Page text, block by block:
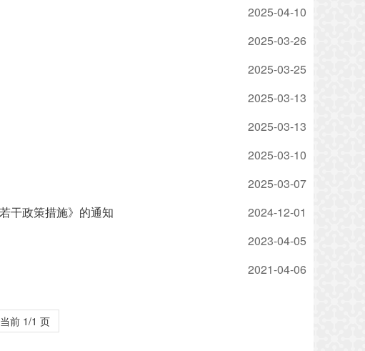
2025-04-10
2025-03-26
2025-03-25
2025-03-13
2025-03-13
2025-03-10
2025-03-07
2024-12-01
干政策措施》的通知
2023-04-05
2021-04-06
前 1/1 页